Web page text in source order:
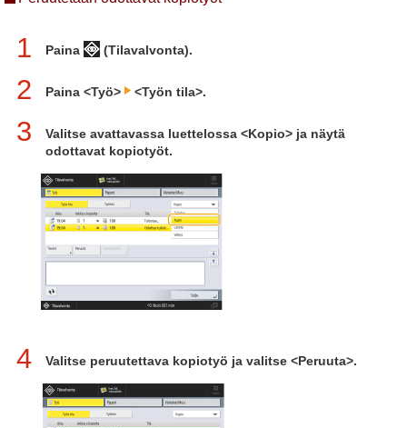
1 Paina (Tilavalvonta).
2 Paina <Työ> <Työn tila>.
3
Valitse avattavassa luettelossa <Kopio> ja näytä
odottavat kopiotyöt.
4 Valitse peruutettava kopiotyö ja valitse <Peruuta>.